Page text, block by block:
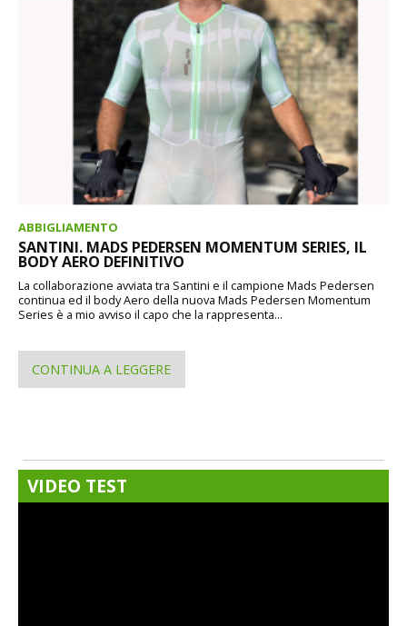
ABBIGLIAMENTO
SANTINI. MADS PEDERSEN MOMENTUM SERIES, IL
BODY AERO DEFINITIVO
La collaborazione avviata tra Santini e il campione Mads Pedersen
continua ed il body Aero della nuova Mads Pedersen Momentum
Series è a mio avviso il capo che la rappresenta...
CONTINUA A LEGGERE
VIDEO TEST